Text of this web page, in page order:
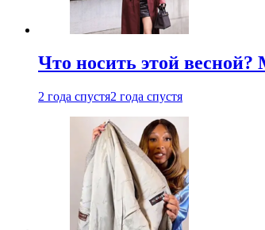
Что носить этой весной?
2 года спустя2 года спустя